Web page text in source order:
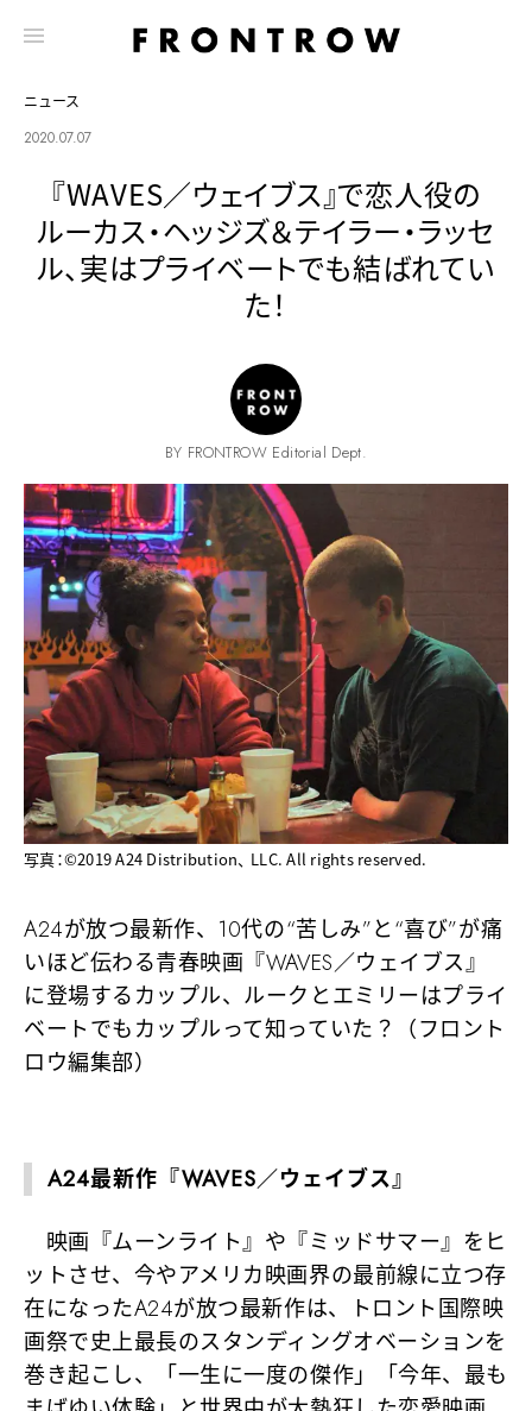
ニュース
2020.07.07
『WAVES／ウェイブス』で恋人役の
ルーカス・ヘッジズ＆テイラー・ラッセ
ル、実はプライベートでも結ばれてい
た！
BY FRONTROW Editorial Dept.
写真：©2019 A24 Distribution、 LLC. All rights reserved.
A24が放つ最新作、10代の“苦しみ”と“喜び”が痛
いほど伝わる青春映画『WAVES／ウェイブス』
に登場するカップル、ルークとエミリーはプライ
ベートでもカップルって知っていた？（フロント
ロウ編集部）
A24最新作『WAVES／ウェイブス』
映画『ムーンライト』や『ミッドサマー』をヒ
ットさせ、今やアメリカ映画界の最前線に立つ存
在になったA24が放つ最新作は、トロント国際映
画祭で史上最長のスタンディングオベーションを
巻き起こし、「一生に一度の傑作」「今年、最も